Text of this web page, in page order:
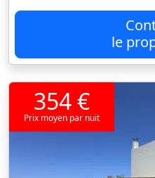
le
354 €
Prix moyen par nuit